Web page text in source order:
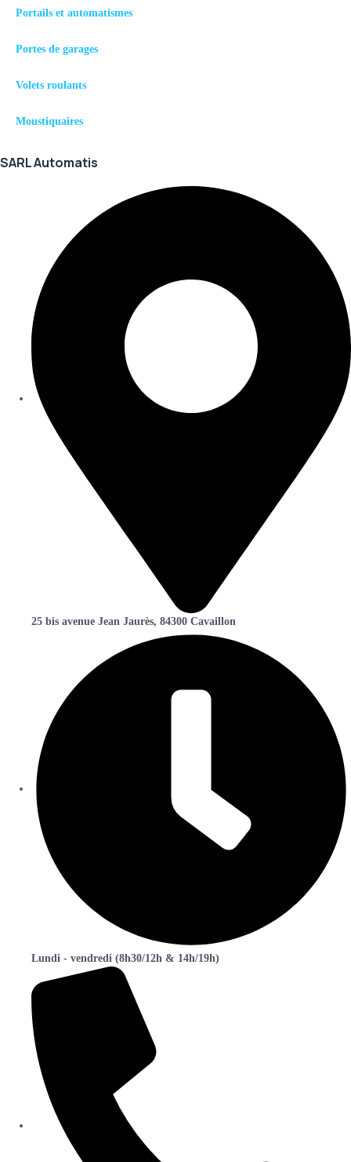
Portails et automatismes
Portes de garages
Volets roulants
Moustiquaires
SARL Automatis
25 bis avenue Jean Jaurès, 84300 Cavaillon
Lundi - vendredi (8h30/12h & 14h/19h)